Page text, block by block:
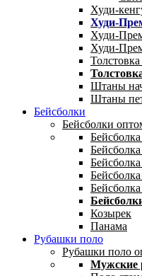
Худи-
Худи-
Худи-
Худи-
Штаны
Штаны
Бейсболки
Бейсболки
Козырек
Панама
Рубашки поло
Рубашки поло
Мужские